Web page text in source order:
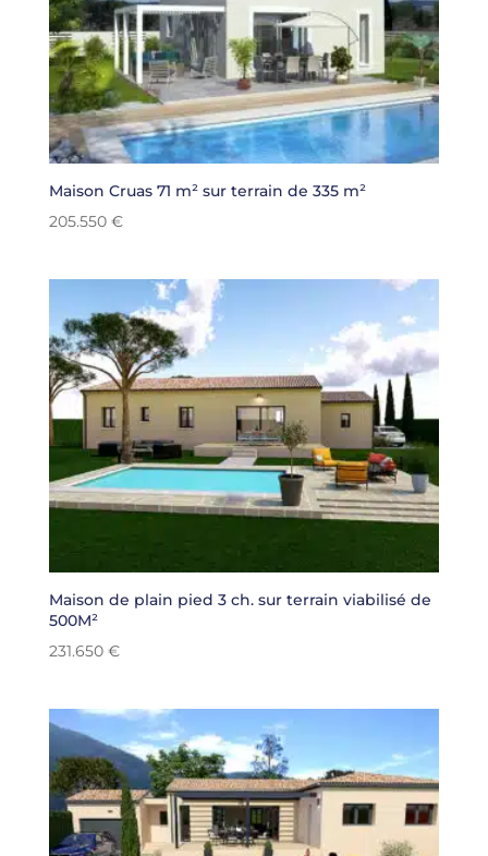
Maison Cruas 71 m² sur terrain de 335 m²
205.550 €
Maison de plain pied 3 ch. sur terrain viabilisé de
500M²
231.650 €